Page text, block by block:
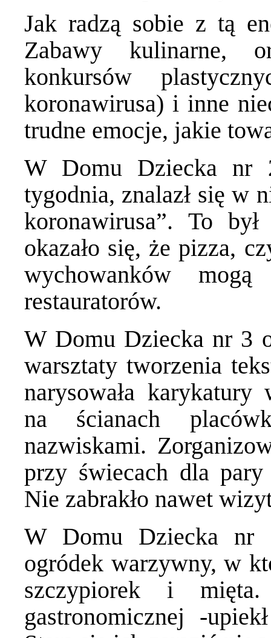
Jak radzą sobie z tą
Zabawy kulinarne,
konkursów
koronawirusa) i inne
trudne emocje, jakie
W Domu Dziecka nr
tygodnia, znalazł się w
koronawirusa”. To
okazało się, że pizza,
wychowanków
restauratorów.
W Domu Dziecka nr 3
warsztaty tworzenia
narysowała karykatury
na ścianach
nazwiskami.
przy świecach dla
Nie zabrakło nawet
W Domu Dziecka nr
ogródek warzywny, w
szczypiorek i
gastronomicznej -